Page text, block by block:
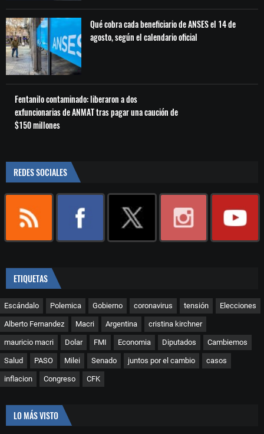
Qué cobra cada beneficiario de ANSES el 14 de
agosto, según el calendario oficial
Fentanilo contaminado: liberaron a dos
exfuncionarias de ANMAT tras pagar una caución de
$150 millones
REDES SOCIALES
ETIQUETAS
Escándalo Polemica Gobierno coronavirus tensión Elecciones
Alberto Fernandez Macri Argentina cristina kirchner
mauricio macri Dolar FMI Economia Diputados Cambiemos
Salud PASO Milei Senado juntos por el cambio casos
inflacion Congreso CFK
LO MÁS VISTO